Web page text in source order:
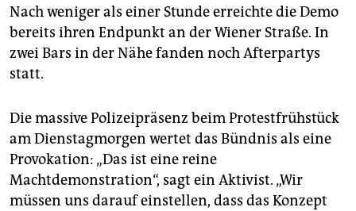
Nach weniger als einer Stunde erreichte die Demo
bereits ihren Endpunkt an der Wiener Straße. In
zwei Bars in der Nähe fanden noch Afterpartys
statt.
Die massive Polizeipräsenz beim Protestfrühstück
am Dienstagmorgen wertet das Bündnis als eine
Provokation: „Das ist eine reine
Machtdemonstration“, sagt ein Aktivist. „Wir
müssen uns darauf einstellen, dass das Konzept